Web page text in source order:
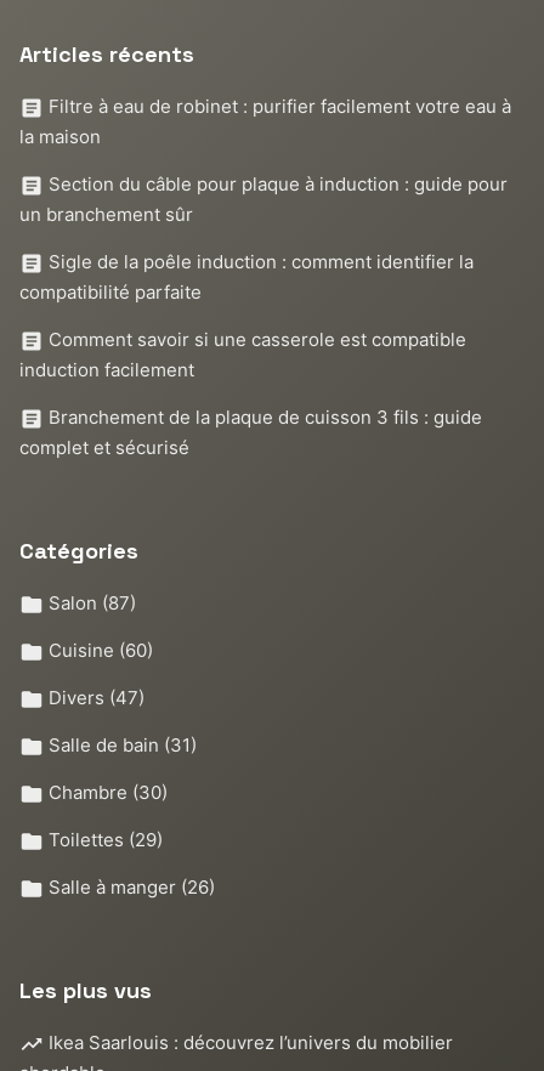
Articles récents
Filtre à eau de robinet : purifier facilement votre eau à
la maison
Section du câble pour plaque à induction : guide pour
un branchement sûr
Sigle de la poêle induction : comment identifier la
compatibilité parfaite
Comment savoir si une casserole est compatible
induction facilement
Branchement de la plaque de cuisson 3 fils : guide
complet et sécurisé
Catégories
Salon (87)
Cuisine (60)
Divers (47)
Salle de bain (31)
Chambre (30)
Toilettes (29)
Salle à manger (26)
Les plus vus
Ikea Saarlouis : découvrez l’univers du mobilier